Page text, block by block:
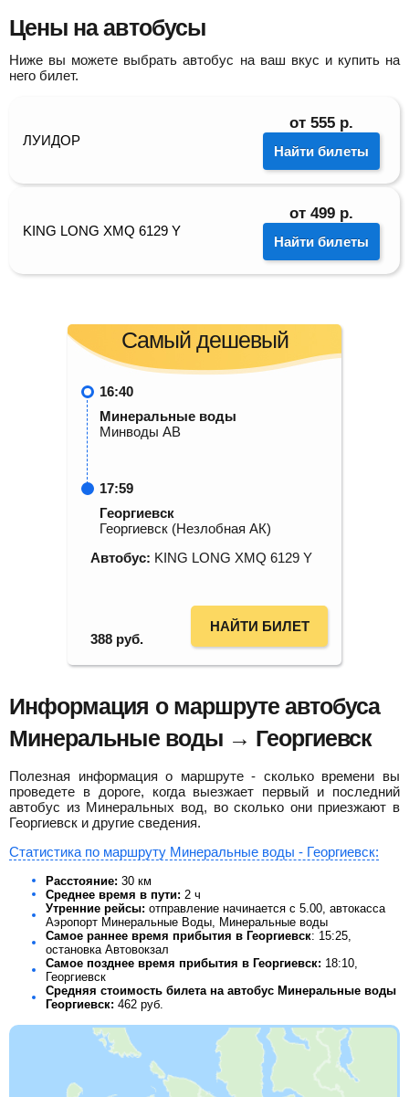
Цены на автобусы
Ниже вы можете выбрать автобус на ваш вкус и купить на
него билет.
ЛУИДОР
от 555 р.
Найти билеты
KING LONG XMQ 6129 Y
от 499 р.
Найти билеты
Самый дешевый
16:40
Минеральные воды
Минводы АВ
17:59
Георгиевск
Георгиевск (Незлобная АК)
Автобус: KING LONG XMQ 6129 Y
388 руб.
НАЙТИ БИЛЕТ
Информация о маршруте автобуса
Минеральные воды → Георгиевск
Полезная информация о маршруте - сколько времени вы
проведете в дороге, когда выезжает первый и последний
автобус из Минеральных вод, во сколько они приезжают в
Георгиевск и другие сведения.
Статистика по маршруту Минеральные воды - Георгиевск:
Расстояние: 30 км
Среднее время в пути: 2 ч
Утренние рейсы: отправление начинается с 5.00, автокасса
Аэропорт Минеральные Воды, Минеральные воды
Самое раннее время прибытия в Георгиевск: 15:25,
остановка Автовокзал
Самое позднее время прибытия в Георгиевск: 18:10,
Георгиевск
Средняя стоимость билета на автобус Минеральные воды
Георгиевск: 462 руб.